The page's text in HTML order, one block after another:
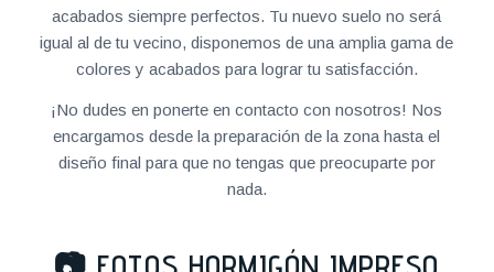
acabados siempre perfectos. Tu nuevo suelo no será
igual al de tu vecino, disponemos de una amplia gama de
colores y acabados para lograr tu satisfacción.
¡No dudes en ponerte en contacto con nosotros! Nos
encargamos desde la preparación de la zona hasta el
diseño final para que no tengas que preocuparte por
nada.
📷 FOTOS HORMIGÓN IMPRESO